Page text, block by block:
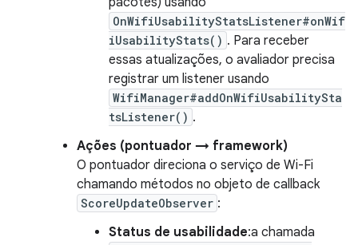
OnWifiUsabilityStatsListener#onWif
iUsabilityStats() . Para receber
essas atualizações, o avaliador precisa
registrar um listener usando
WifiManager#addOnWifiUsabilitySta
tsListener() .
Ações (pontuador → framework)
O pontuador direciona o serviço de Wi-Fi
chamando métodos no objeto de callback
ScoreUpdateObserver :
Status de usabilidade:a chamada